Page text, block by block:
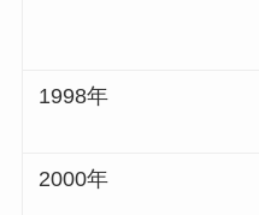
1998年
2000年